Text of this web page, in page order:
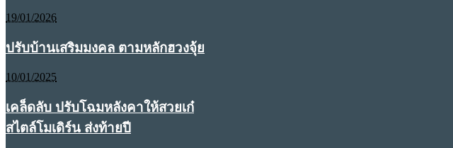
19/01/2026
ปรับบ้านเสริมมงคล ตามหลักฮวงจุ้ย
10/01/2025
เคล็ดลับ ปรับโฉมหลังคาให้สวยเก๋
สไตล์โมเดิร์น ส่งท้ายปี